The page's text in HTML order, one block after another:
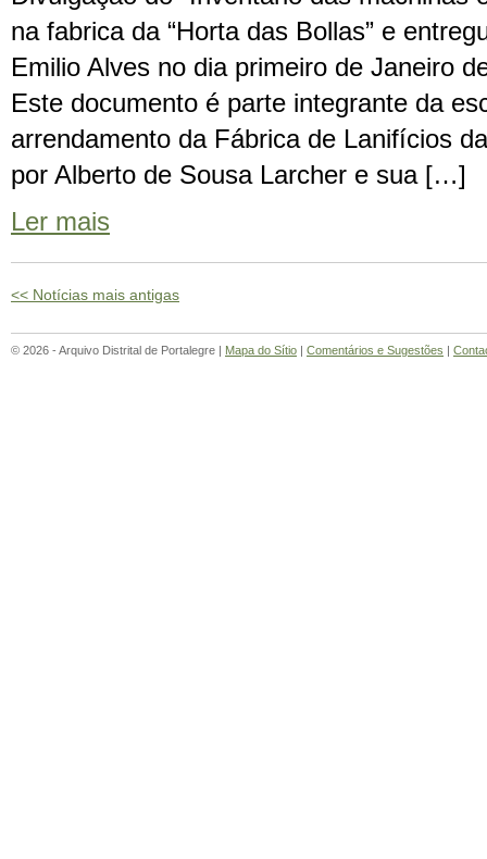
na fabrica da “Horta das Bollas” e
Emilio Alves no dia primeiro de Janeiro
Este documento é parte integrante da
arrendamento da Fábrica de Lanifícios
por Alberto de Sousa Larcher e sua […]
Ler mais
<< Notícias mais antigas
© 2026 - Arquivo Distrital de Portalegre | Mapa do Sítio | Comentários e Sugestões |